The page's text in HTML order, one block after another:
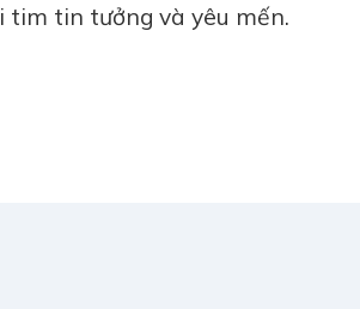
tim tin tưởng và yêu mến.